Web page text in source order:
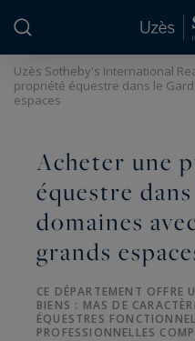
Uzès Sotheby's International
propriété équestre dans le
espaces
Acheter une
équestre
domaines
grands
CE DÉPARTEMENT OFFRE
BIENS : MAS DE
ÉQUESTRES
PROFESSIONNELLES